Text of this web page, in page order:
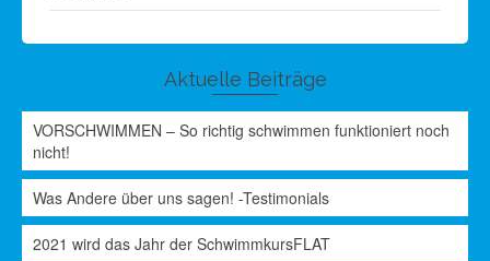
Aktuelle Beiträge
VORSCHWIMMEN – So richtig schwimmen funktioniert noch
nicht!
Was Andere über uns sagen! -Testimonials
2021 wird das Jahr der SchwimmkursFLAT